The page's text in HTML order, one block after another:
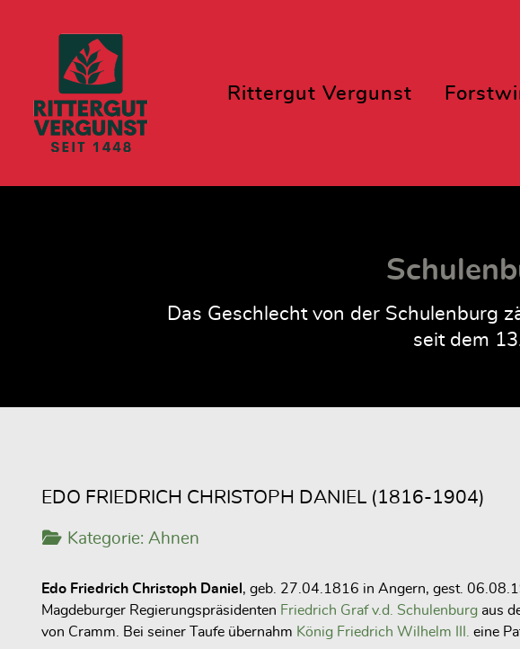
Rittergut Vergunst
Das Geschlecht von der Schulenburg
seit dem
EDO FRIEDRICH CHRISTOPH DANIEL (1816-1904)
Kategorie: Ahnen
Edo Friedrich Christoph Daniel, geb. 27.04.1816 in Angern, gest.
Magdeburger Regierungspräsidenten Friedrich Graf v.d. Schulenburg aus
von Cramm. Bei seiner Taufe übernahm König Friedrich Wilhelm III. eine